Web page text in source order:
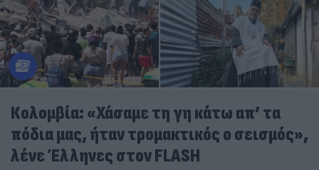
Κολομβία: «Χάσαμε τη γη κάτω απ’ τα
πόδια μας, ήταν τρομακτικός ο σεισμός»,
λένε Έλληνες στον FLASH